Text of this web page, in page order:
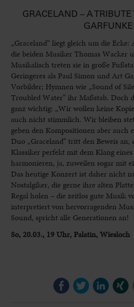
GRACELAND – A
„Graceland“ liegt gleich um die
die beiden Musiker Thomas Wacker
Musikalisch treten sie in große
Geringeres als Paul Simon und Art
Vorbilder; Hymnen wie „Sound of
Troubled Water“ ihr Maßstab. Doch
ganz wichtig: „Wir wollen keine
auch nicht stimmlich. Wir bleiben
geben den Kompositionen aber auch
Duo „Graceland“ tritt den Beweis an,
Klassiker perfekt mit dem Klang
harmonieren, ja, zuweilen sogar mit
Das heutige Konzert ist daher nicht
Nostalgiker, die gerne ihre alten
Regal holen – die zeitlos gute Musik
interpretiert von hervorragenden
Sound, spricht alle Generationen an!
So, 20.03., 19 Uhr, Palatin, Wiesloch
FacebookTwitterLinkedIn